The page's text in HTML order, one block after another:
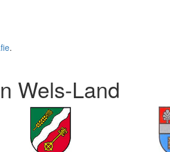
.
Wels-Land